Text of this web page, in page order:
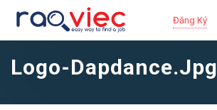
Đăng Ký
Logo-Dapdance.jpg